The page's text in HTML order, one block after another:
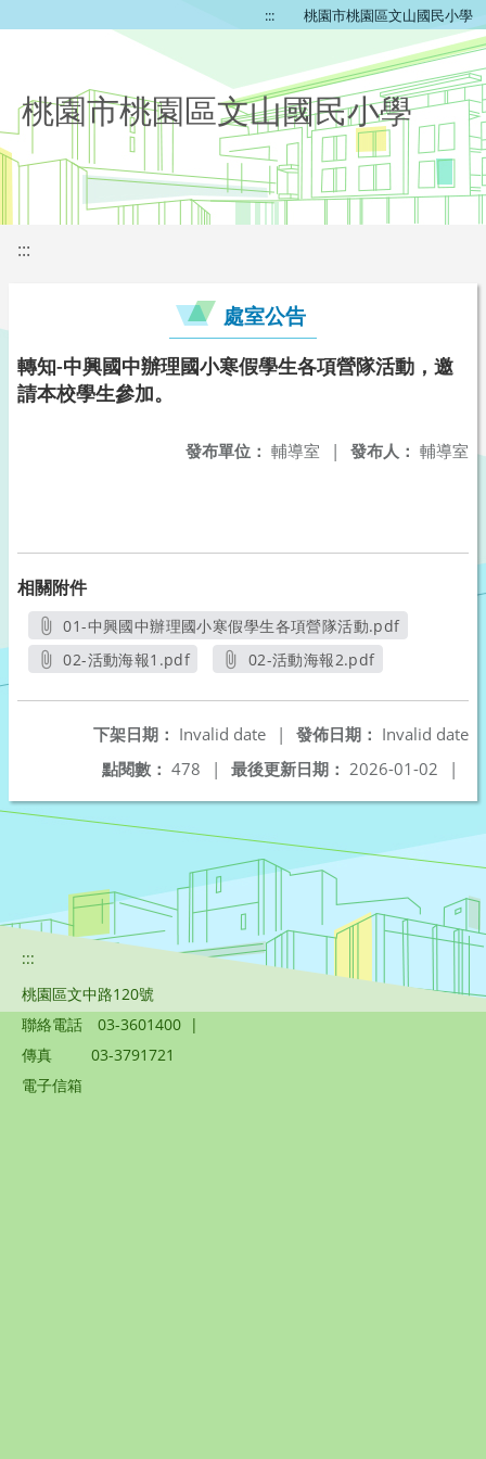
::: 桃園市桃園區文山國民小學
桃園市桃園區文山國民小學
:::
處室公告
轉知-中興國中辦理國小寒假學生各項營隊活動，邀
請本校學生參加。
發布人： 輔導室
發布單位： 輔導室 |
相關附件
01-中興國中辦理國小寒假學生各項營隊活動.pdf
另開新視窗
02-活動海報1.pdf
02-活動海報2.pdf
發佈日期： Invalid date
下架日期： Invalid date
|
最後更新日期： 2026-01-02 |
點閱數： 478 |
:::
桃園區文中路120號
聯絡電話
03-3601400 |
傳真
03-3791721
電子信箱